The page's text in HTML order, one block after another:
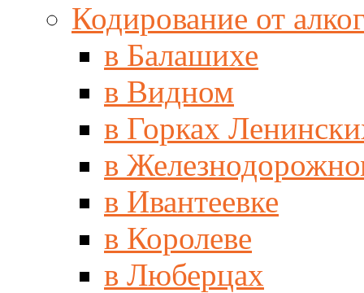
Кодирование от
в Балашихе
в Видном
в Горках
в
в Ивантеевке
в Королеве
в Люберцах